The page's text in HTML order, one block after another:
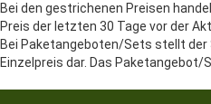
Bei den gestrichenen Preisen
Preis der letzten 30 Tage vor der
Bei Paketangeboten/Sets stellt
Einzelpreis dar. Das Paketangebot/